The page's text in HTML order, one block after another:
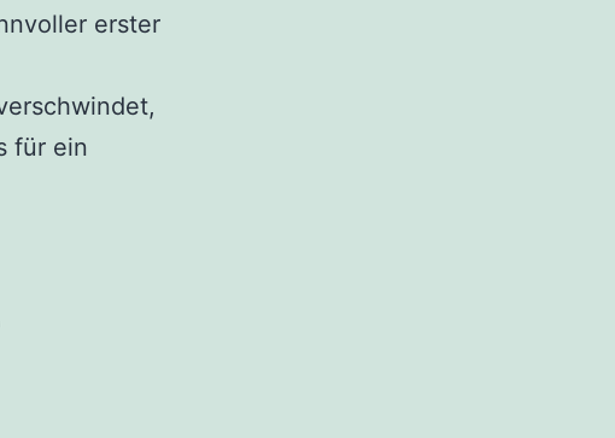
erster
für ein